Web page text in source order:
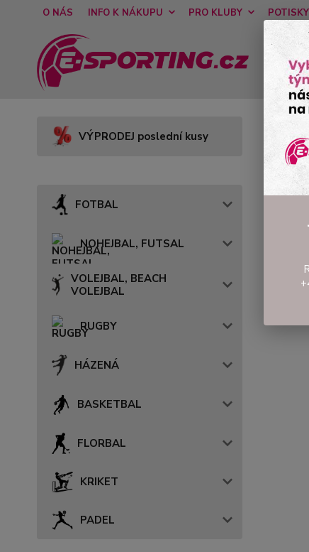
O NÁS INFO K NÁKUPU PRO KLUBY POTISKY
VÝPRODEJ poslední kusy
FOTBAL
NOHEJBAL, FUTSAL
VOLEJBAL, BEACH
VOLEJBAL
RUGBY
HÁZENÁ
BASKETBAL
FLORBAL
KRIKET
PADEL
!!!
Toto